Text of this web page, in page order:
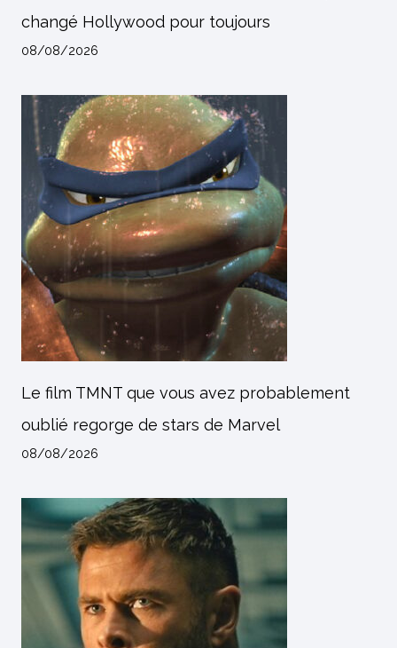
changé Hollywood pour toujours
08/08/2026
Le film TMNT que vous avez probablement
oublié regorge de stars de Marvel
08/08/2026